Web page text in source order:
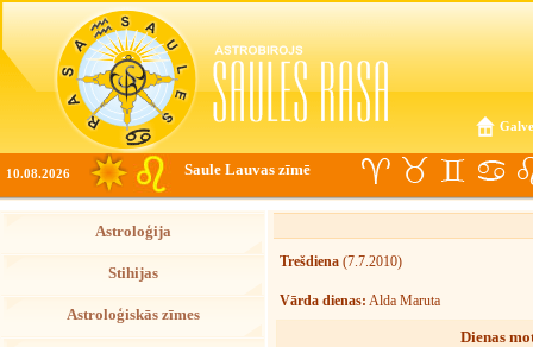
10.08.2026 Saule Lauvas zīmē
Astroloģija
Stihijas
Astroloģiskās zīmes
Trešdiena (7.7.2010)
Vārda dienas: Alda Maruta
Dienas